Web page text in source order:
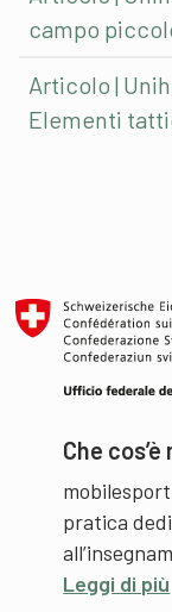
campo
Articolo |
Elementi
Che
pratica
Leggi di più